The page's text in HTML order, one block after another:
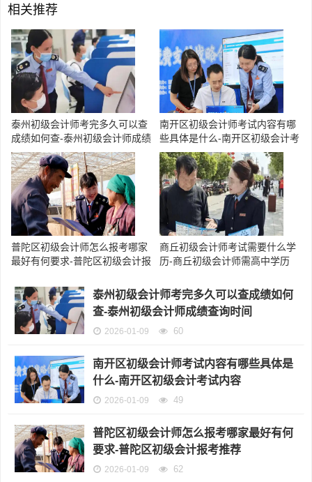
相关推荐
泰州初级会计师考完多久可以查
成绩如何查-泰州初级会计师成绩
查询时间
南开区初级会计师考试内容有哪
些具体是什么-南开区初级会计考
试内容
普陀区初级会计师怎么报考哪家
最好有何要求-普陀区初级会计报
商丘初级会计师考试需要什么学
历-商丘初级会计师需高中学历
泰州初级会计师考完多久可以查成绩如何
查-泰州初级会计师成绩查询时间
2026-01-09 60
南开区初级会计师考试内容有哪些具体是
什么-南开区初级会计考试内容
2026-01-09 49
普陀区初级会计师怎么报考哪家最好有何
要求-普陀区初级会计报考推荐
2026-01-09 62